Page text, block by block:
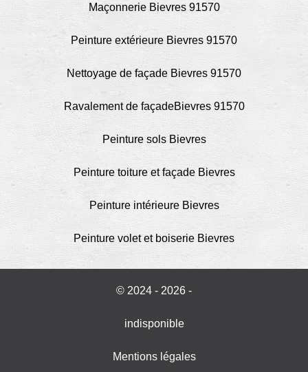
Maçonnerie Bievres 91570
Peinture extérieure Bievres 91570
Nettoyage de façade Bievres 91570
Ravalement de façadeBievres 91570
Peinture sols Bievres
Peinture toiture et façade Bievres
Peinture intérieure Bievres
Peinture volet et boiserie Bievres
© 2024 - 2026 -
indisponible
Mentions légales